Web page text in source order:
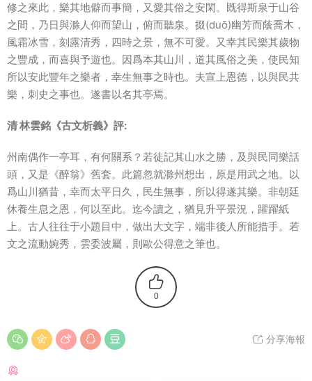
修之來此，樂其地僻而事簡，又愛其俗之安閑。既得斯泉于山谷
之間，乃日與滁人仰而望山，俯而聽泉。掇(duō)幽芳而蔭喬木，
風霜冰雪，刻露清秀，四時之景，無不可愛。又幸其民樂其歲物
之豐成，而喜與予遊也。因爲本其山川，道其風俗之美，使民知
所以安此豐年之樂者，幸生無事之時也。夫宣上恩德，以與民共
樂，刺史之事也。遂書以名其亭焉。
清 林雲銘《古文析義》評:
州南偶作一亭耳，有何關系？若徒記其山水之勝，及與民同樂話
頭，又是《醉翁》舊套。此篇忽就滁州想出，原是用武之地。以
爲山川猶昔，幸而太平日久，民生無事，所以得遂其樂。非朝廷
休養生息之恩，何以至此。迄今讀之，猶見升平景況，躍躍紙
上。古人往往于小題目中，做出大文字，端非後人所能措手。若
文之流動婉秀，雲委波屬，則歐公得意之筆也。
0
分享海報